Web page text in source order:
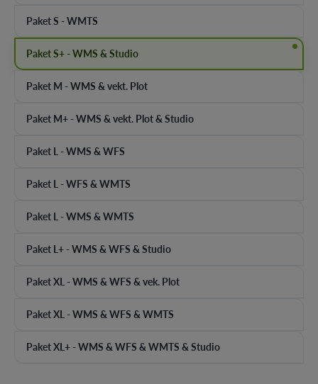
Paket S - WMTS
Paket S+ - WMS & Studio
Paket M - WMS & vekt. Plot
Paket M+ - WMS & vekt. Plot & Studio
Paket L - WMS & WFS
Paket L - WFS & WMTS
Paket L - WMS & WMTS
Paket L+ - WMS & WFS & Studio
Paket XL - WMS & WFS & vek. Plot
Paket XL - WMS & WFS & WMTS
Paket XL+ - WMS & WFS & WMTS & Studio